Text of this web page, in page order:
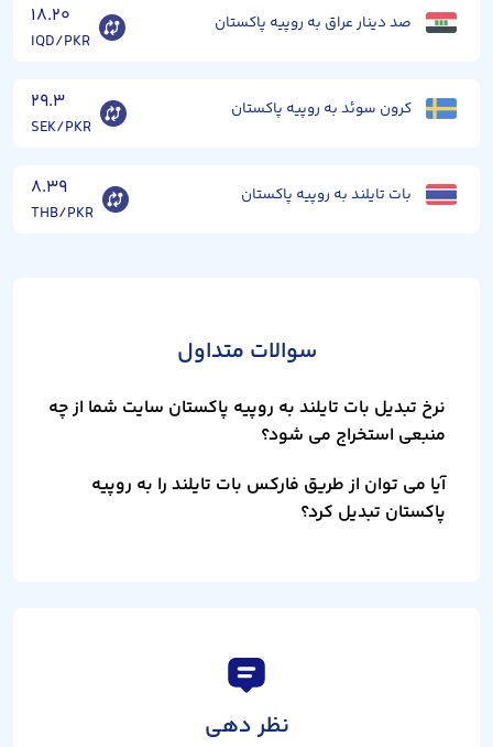
صد دینار عراق به روپیه پاکستان ۱۸.۲۰
IQD/PKR
کرون سوئد به روپیه پاکستان ۲۹.۳
SEK/PKR
بات تایلند به روپیه پاکستان ۸.۳۹
THB/PKR
سوالات متداول
نرخ تبدیل بات تایلند به روپیه پاکستان سایت شما از چه
منبعی استخراج می شود؟
آیا می توان از طریق فارکس بات تایلند را به روپیه
پاکستان تبدیل کرد؟
نظر دهی